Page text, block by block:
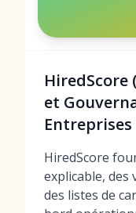
HiredScore
et
HiredScore
explicable, des
des listes de